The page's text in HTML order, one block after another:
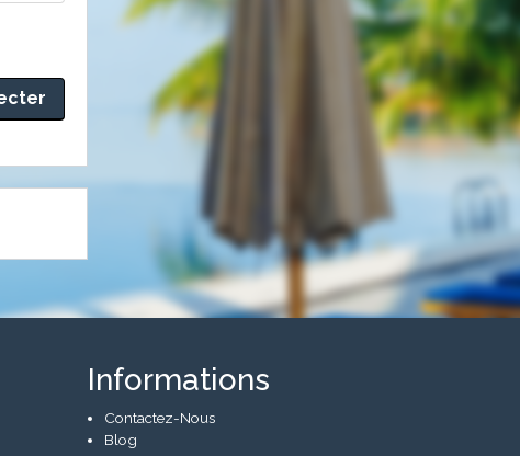
Informations
Contactez-Nous
Blog